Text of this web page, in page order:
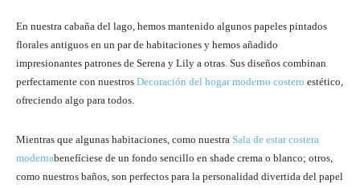
En nuestra cabaña del lago, hemos mantenido algunos papeles pintados
florales antiguos en un par de habitaciones y hemos añadido
impresionantes patrones de Serena y Lily a otras. Sus diseños combinan
perfectamente con nuestros Decoración del hogar moderno costero estético,
ofreciendo algo para todos.
Mientras que algunas habitaciones, como nuestra Sala de estar costera
modernabenefíciese de un fondo sencillo en shade crema o blanco; otros,
como nuestros baños, son perfectos para la personalidad divertida del papel